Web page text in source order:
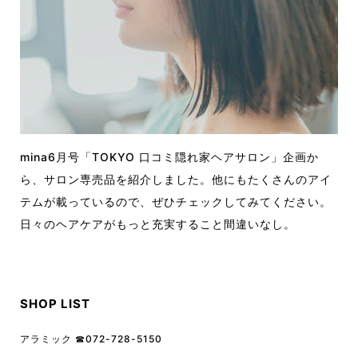
mina6月号「TOKYO 口コミ隠れ家ヘアサロン」企画か
ら、サロン専売品を紹介しました。他にもたくさんのアイ
テムが載っているので、ぜひチェックしてみてください。
日々のヘアケアがもっと充実すること間違いなし。
SHOP LIST
アラミック ☎︎072-728-5150